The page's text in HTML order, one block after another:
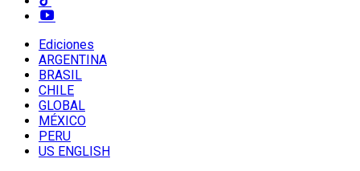
Ediciones
ARGENTINA
BRASIL
CHILE
GLOBAL
MÉXICO
PERU
US ENGLISH